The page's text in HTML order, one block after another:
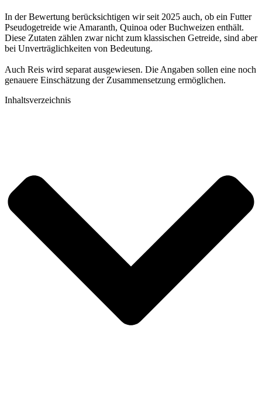
In der Bewertung berücksichtigen wir seit 2025 auch, ob ein Futter
Pseudogetreide wie Amaranth, Quinoa oder Buchweizen enthält.
Diese Zutaten zählen zwar nicht zum klassischen Getreide, sind aber
bei Unverträglichkeiten von Bedeutung.
Auch Reis wird separat ausgewiesen. Die Angaben sollen eine noch
genauere Einschätzung der Zusammensetzung ermöglichen.
Inhaltsverzeichnis​